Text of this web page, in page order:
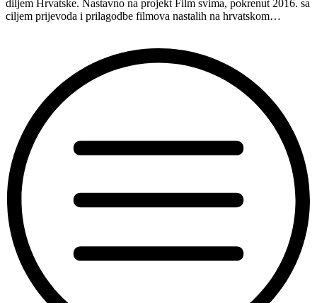
diljem Hrvatske. Nastavno na projekt Film svima, pokrenut 2016. sa
ciljem prijevoda i prilagodbe filmova nastalih na hrvatskom…